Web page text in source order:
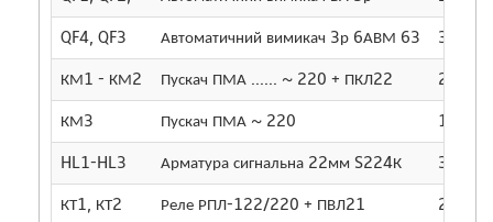
QF4, QF3 Автоматичний вимикач 3р 6АВМ 63 3
КМ1 - КМ2 Пускач ПМА ...... ~ 220 + ПКЛ22 2
КМ3 Пускач ПМА ~ 220 1
HL1-HL3 Арматура сигнальна 22мм S224К 3
КТ1, КТ2 Реле РПЛ-122/220 + ПВЛ21 2